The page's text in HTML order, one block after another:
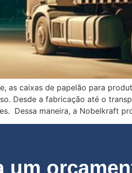
as caixas de papelão para
Desde a fabricação até o
Dessa maneira, a Nobelkraft
um